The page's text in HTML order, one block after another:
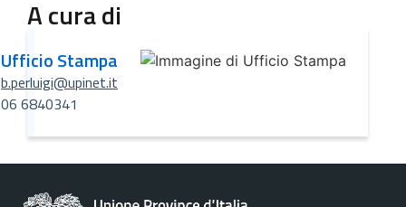
A cura di
Ufficio Stampa
b.perluigi@upinet.it
06 6840341